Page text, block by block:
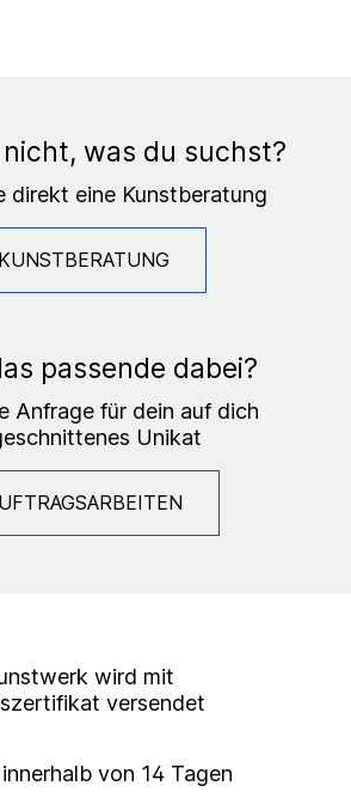
was du suchst?
direkt eine Kunstberatung
KUNSTBERATUNG
passende dabei?
Anfrage für dein auf dich
Unikat
wird mit
versendet
von 14 Tagen